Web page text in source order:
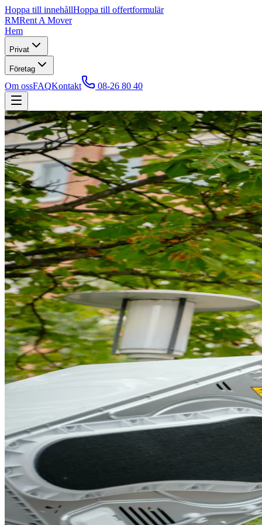
Hoppa till innehållHoppa till offertformulär
RMRent A Mover
Hem
Privat
Företag
Om ossFAQKontakt 08-26 80 40